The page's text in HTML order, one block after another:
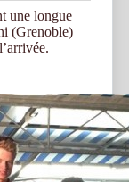
une longue
(Grenoble)